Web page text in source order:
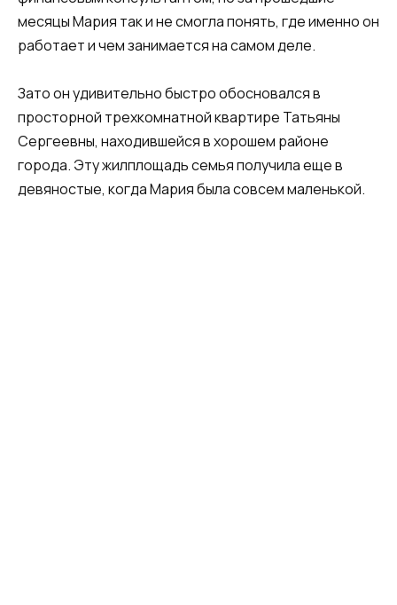
месяцы Мария так и не смогла понять, где именно он
работает и чем занимается на самом деле.
Зато он удивительно быстро обосновался в
просторной трехкомнатной квартире Татьяны
Сергеевны, находившейся в хорошем районе
города. Эту жилплощадь семья получила еще в
девяностые, когда Мария была совсем маленькой.